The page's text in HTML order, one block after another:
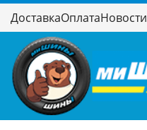
ДоставкаОплатаНовости